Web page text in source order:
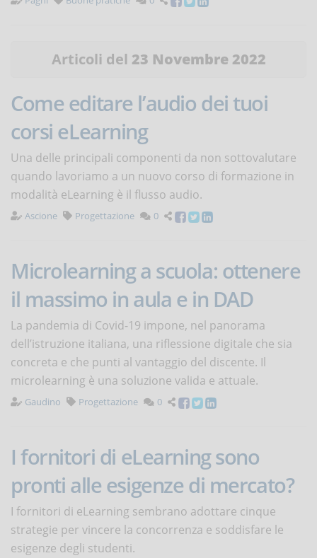
Articoli del 23 Novembre 2022
Come editare l’audio dei tuoi
corsi eLearning
Una delle principali componenti da non sottovalutare
quando lavoriamo a un nuovo corso di formazione in
modalità eLearning è il flusso audio.
Ascione Progettazione 0
Microlearning a scuola: ottenere
il massimo in aula e in DAD
La pandemia di Covid-19 impone, nel panorama
dell’istruzione italiana, una riflessione digitale che sia
concreta e che punti al vantaggio del discente. Il
microlearning è una soluzione valida e attuale.
Gaudino Progettazione 0
I fornitori di eLearning sono
pronti alle esigenze di mercato?
I fornitori di eLearning sembrano adottare cinque
strategie per vincere la concorrenza e soddisfare le
esigenze degli studenti.